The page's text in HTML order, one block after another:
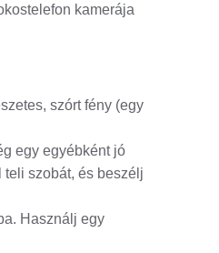
kamerája
szórt fény (egy
egy egyébként jó
szobát, és beszélj
Használj egy